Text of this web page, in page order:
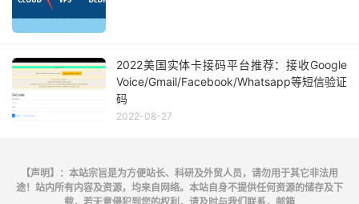
2022美国实体卡接码平台推荐：接收Google
Voice/Gmail/Facebook/Whatsapp等短信验证
码
2022-08-27
【声明】：本站宗旨是为方便站长、科研及外贸人员，请勿用于其它非法用
途！站内所有内容及资源，均来自网络。本站自身不提供任何资源的储存及下